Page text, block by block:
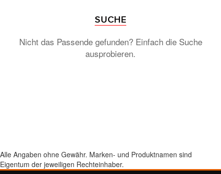
SUCHE
Nicht das Passende gefunden? Einfach die Suche
ausprobieren.
Alle Angaben ohne Gewähr. Marken- und Produktnamen sind
Eigentum der jeweiligen Rechteinhaber.